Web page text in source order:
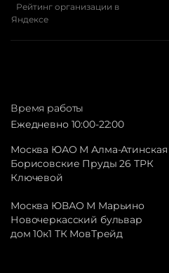
Рейтинг организации в
Яндексе
Время работы
Ежедневно 10:00-22:00
Москва ЮАО М Алма-Атинская
Борисовские Пруды 26 ТРК
Ключевой
Москва ЮВАО М Марьино
Новочеркасский бульвар
дом 10к1 ТК МовТрейд